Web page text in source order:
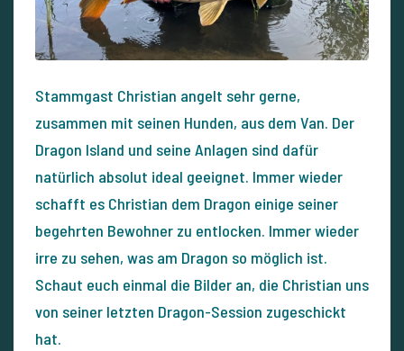
Stammgast Christian angelt sehr gerne,
zusammen mit seinen Hunden, aus dem Van. Der
Dragon Island und seine Anlagen sind dafür
natürlich absolut ideal geeignet. Immer wieder
schafft es Christian dem Dragon einige seiner
begehrten Bewohner zu entlocken. Immer wieder
irre zu sehen, was am Dragon so möglich ist.
Schaut euch einmal die Bilder an, die Christian uns
von seiner letzten Dragon-Session zugeschickt
hat.